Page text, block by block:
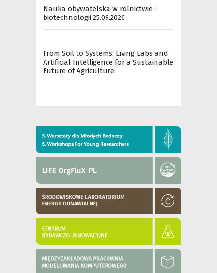
Nauka obywatelska w rolnictwie i
biotechnologii 25.09.2026
From Soil to Systems: Living Labs and
Artificial Intelligence for a Sustainable
Future of Agriculture